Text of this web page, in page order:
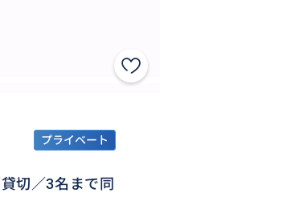
プライベート
切／3名まで同